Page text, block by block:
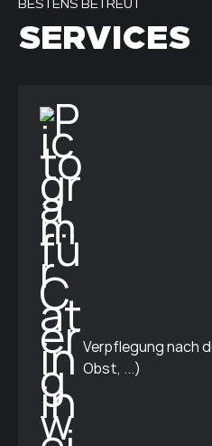
SERVICES
Verpflegung nach
Obst, ...)